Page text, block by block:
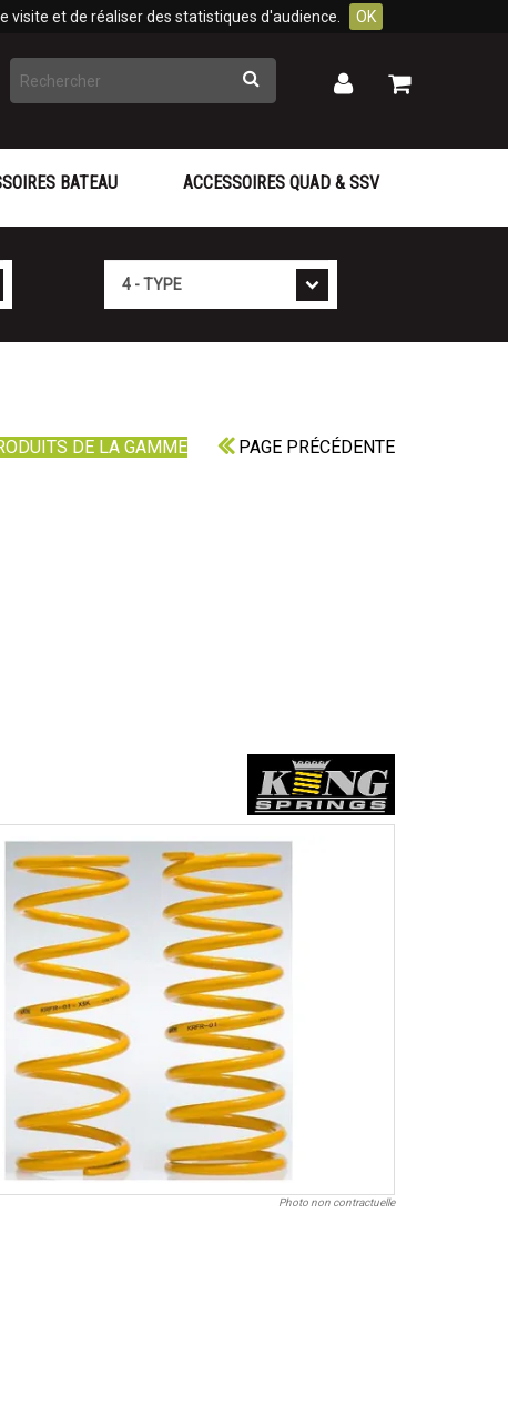
et de réaliser des statistiques d'audience. OK
Rechercher Mon
Mon
BATEAU ACCESSOIRES QUAD & SSV
DE LA GAMME PAGE PRÉCÉDENTE
Photo non contractuelle